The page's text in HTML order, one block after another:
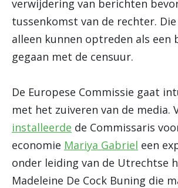
verwijdering van berichten
tussenkomst van de rechter.
alleen kunnen optreden als een
gegaan met de censuur.
De Europese Commissie gaat
met het zuiveren van de media.
installeerde de Commissaris
economie Mariya Gabriel een
onder leiding van de Utrechtse
Madeleine De Cock Buning die